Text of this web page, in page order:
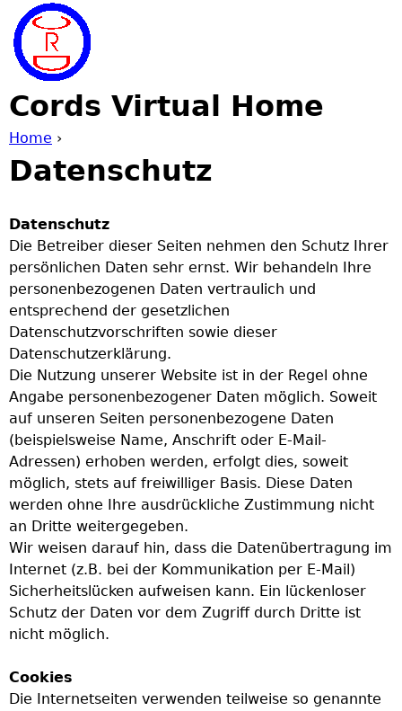
Cords Virtual Home
Y
o
u
a
r
e
h
e
r
e
Home ›
Datenschutz
Datenschutz
Die Betreiber dieser Seiten nehmen den Schutz Ihrer
persönlichen Daten sehr ernst. Wir behandeln Ihre
personenbezogenen Daten vertraulich und
entsprechend der gesetzlichen
Datenschutzvorschriften sowie dieser
Datenschutzerklärung.
Die Nutzung unserer Website ist in der Regel ohne
Angabe personenbezogener Daten möglich. Soweit
auf unseren Seiten personenbezogene Daten
(beispielsweise Name, Anschrift oder E-Mail-
Adressen) erhoben werden, erfolgt dies, soweit
möglich, stets auf freiwilliger Basis. Diese Daten
werden ohne Ihre ausdrückliche Zustimmung nicht
an Dritte weitergegeben.
Wir weisen darauf hin, dass die Datenübertragung im
Internet (z.B. bei der Kommunikation per E-Mail)
Sicherheitslücken aufweisen kann. Ein lückenloser
Schutz der Daten vor dem Zugriff durch Dritte ist
nicht möglich.
Cookies
Die Internetseiten verwenden teilweise so genannte